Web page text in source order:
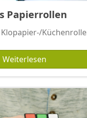
Papierrollen
Weiterlesen